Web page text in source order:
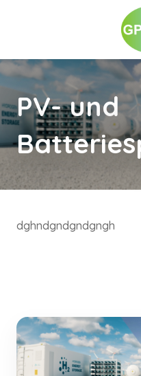
PV- und
dghndgndgndgngh